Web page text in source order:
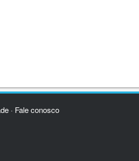
· Fale conosco